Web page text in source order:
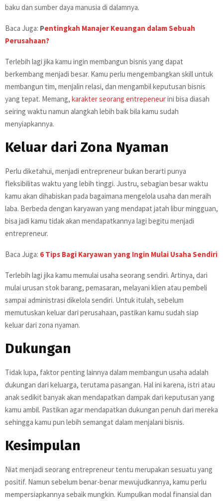
baku dan sumber daya manusia di dalamnya.
Baca Juga: Pentingkah Manajer Keuangan dalam Sebuah
Perusahaan?
Terlebih lagi jika kamu ingin membangun bisnis yang dapat
berkembang menjadi besar. Kamu perlu mengembangkan skill untuk
membangun tim, menjalin relasi, dan mengambil keputusan bisnis
yang tepat. Memang, karakter seorang entrepeneurini bisa diasah
seiring waktu namun alangkah lebih baik bila kamu sudah
menyiapkannya.
Keluar dari Zona Nyaman
Perlu diketahui, menjadi entrepreneur bukan berarti punya
fleksibilitas waktu yang lebih tinggi. Justru, sebagian besar waktu
kamu akan dihabiskan pada bagaimana mengelola usaha dan meraih
laba. Berbeda dengan karyawan yang mendapat jatah libur mingguan,
bisa jadi kamu tidak akan mendapatkannya lagi begitu menjadi
entrepreneur.
Baca Juga: 6 Tips Bagi Karyawan yang Ingin Mulai Usaha Sendiri
Terlebih lagi jika kamu memulai usaha seorang sendiri. Artinya, dari
mulai urusan stok barang, pemasaran, melayani klien atau pembeli
sampai administrasi dikelola sendiri. Untuk itulah, sebelum
memutuskan keluar dari perusahaan, pastikan kamu sudah siap
keluar dari zona nyaman.
Dukungan
Tidak lupa, faktor penting lainnya dalam membangun usaha adalah
dukungan dari keluarga, terutama pasangan. Hal ini karena, istri atau
anak sedikit banyak akan mendapatkan dampak dari keputusan yang
kamu ambil. Pastikan agar mendapatkan dukungan penuh dari mereka
sehingga kamu pun lebih semangat dalam menjalani bisnis.
Kesimpulan
Niat menjadi seorang entrepreneur tentu merupakan sesuatu yang
positif. Namun sebelum benar-benar mewujudkannya, kamu perlu
mempersiapkannya sebaik mungkin. Kumpulkan modal finansial dan